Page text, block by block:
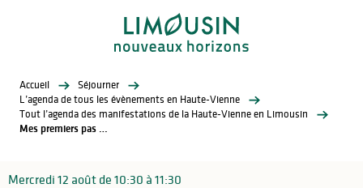
Accueil
Séjourner
L’agenda de tous les évènements en Haute-Vienne
Tout l’agenda des manifestations de la Haute-Vienne en Limousin
Mes premiers pas au musée - Les rêves du chien Porcelaine
Mercredi 12 août de 10:30 à 11:30